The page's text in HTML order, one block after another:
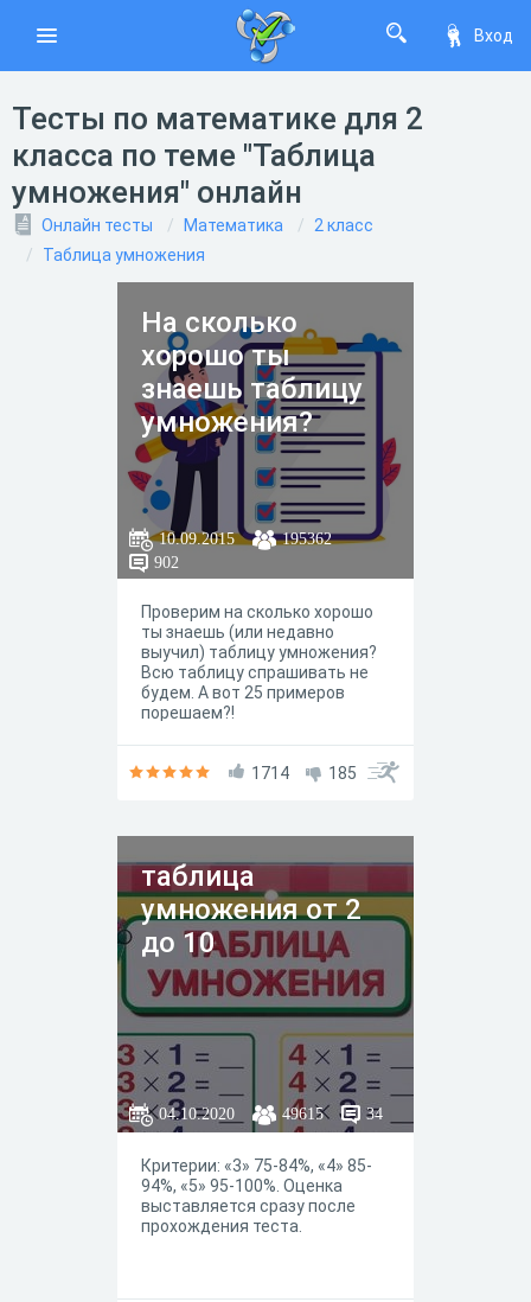
Вход
Тесты по математике для 2
класса по теме "Таблица
умножения" онлайн
Онлайн тесты Математика
2 класс
Таблица умножения
На сколько
хорошо ты
знаешь таблицу
умножения?
10.09.2015
195362
902
Проверим на сколько хорошо
ты знаешь (или недавно
выучил) таблицу умножения?
Всю таблицу спрашивать не
будем. А вот 25 примеров
порешаем?!
1714 185
таблица
умножения от 2
до 10
04.10.2020 49615 34
Критерии: «3» 75-84%, «4» 85-
94%, «5» 95-100%. Оценка
выставляется сразу после
прохождения теста.